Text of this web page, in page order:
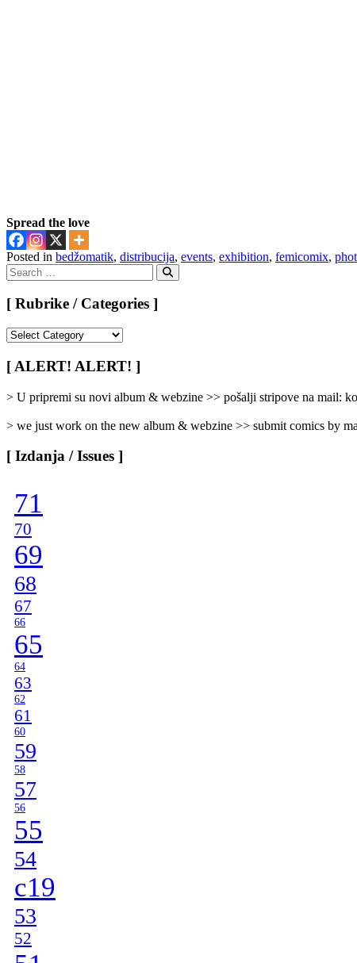
Spread the love
Posted in bedžomatik, distribucija, events, exhibition, femicomix,
Search
for:
Search
[ Rubrike / Categories ]
/
Categories
[ ALERT! ALERT! ]
> U pripremi su novi album & webzine >> pošalji stripove na mail:
> we just work on the new album & webzine >> submit comics by
[ Izdanja / Issues ]
71
70
69
68
67
66
65
64
63
62
61
60
59
58
57
56
55
54
c19
53
52